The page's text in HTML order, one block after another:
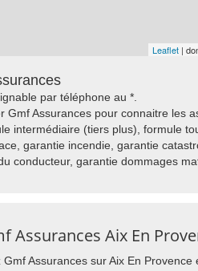
Leaflet |
par téléphone au *.
Gmf Assurances pour connaitre les
intermédiaire (tiers plus), formule
garantie incendie, garantie
conducteur, garantie dommages
Assurances Aix En
Assurances sur Aix En